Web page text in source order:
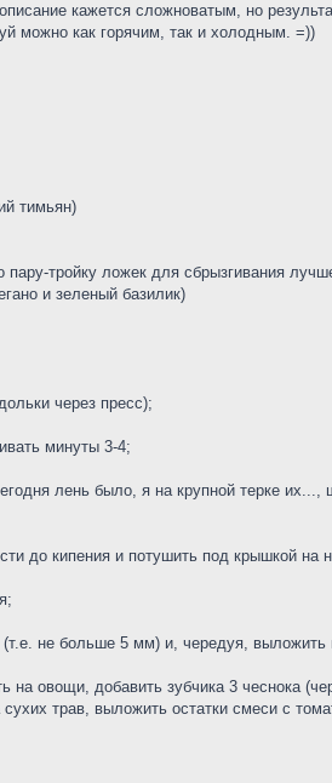
кажется сложноватым, но
можно как горячим, так и холодным. =))
тимьян)
тройку ложек для сбрызгивания
и зеленый базилик)
через пресс);
минуты 3-4;
лень было, я на крупной терке
до кипения и потушить под крышкой на
не больше 5 мм) и, чередуя,
на овощи, добавить зубчика 3 чеснока
трав, выложить остатки смеси с